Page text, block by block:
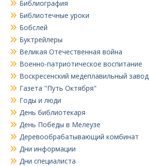
Библиография
Библиотечные уроки
Бобслей
Буктрейлеры
Великая Отечественная война
Военно-патриотическое воспитание
Воскресенский медеплавильный завод
Газета "Путь Октября"
Годы и люди
День библиотекаря
День Победы в Мелеузе
Деревообрабатывающий комбинат
Дни информации
Дни специалиста